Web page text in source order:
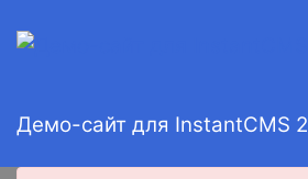
Демо-сайт для InstantCMS 2